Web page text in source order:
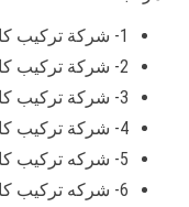
1- شركة تركيب كاميرات مراقبه مخفية
2- شركة تركيب كاميرات مراقبه داخلية
3- شركة تركيب كاميرات مراقبه خارجية
4- شركة تركيب كاميرات مراقبه منزلية
5- شركه تركيب كاميرات مراقبه بالكويت
6- شركه تركيب كاميرات مراقبه الكويت